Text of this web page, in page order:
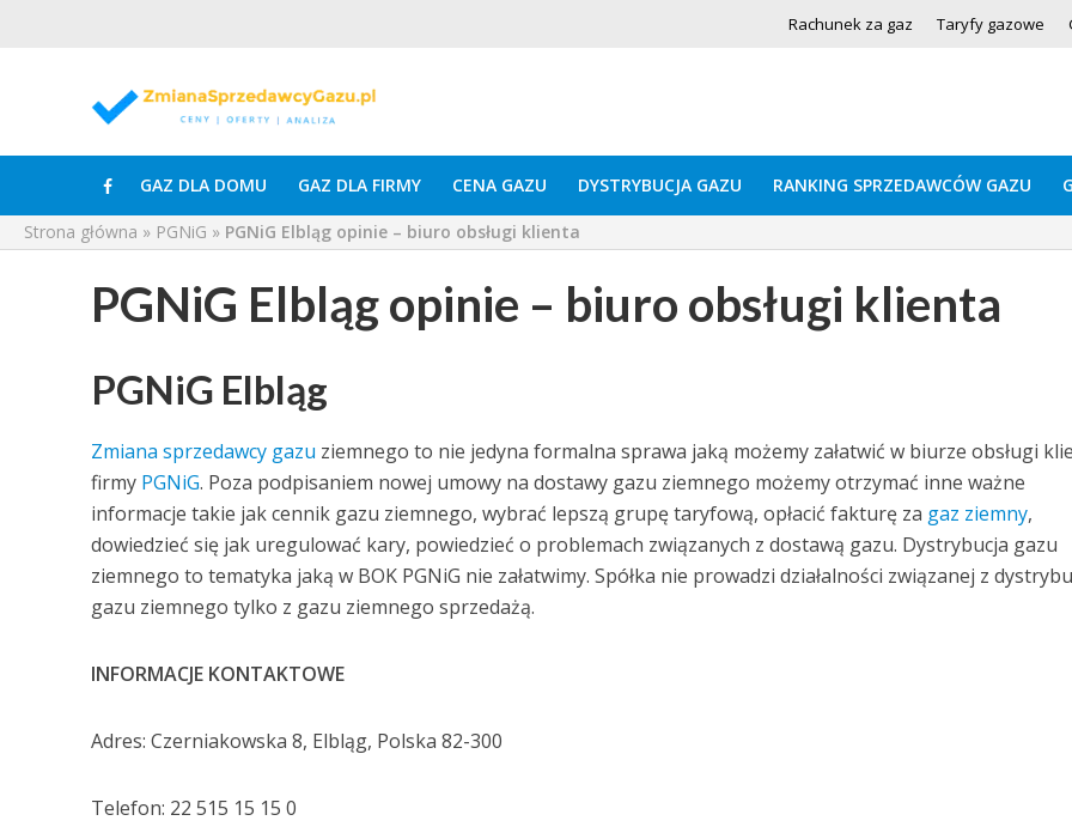
Rachunek za gaz Taryfy gazowe
GAZ DLA DOMU GAZ DLA FIRMY CENA GAZU DYSTRYBUCJA GAZU RANKING SPRZEDAWCÓW GAZU
Strona główna » PGNiG » PGNiG Elbląg opinie – biuro obsługi klienta
PGNiG Elbląg opinie – biuro obsługi klienta
PGNiG Elbląg
Zmiana sprzedawcy gazu ziemnego to nie jedyna formalna sprawa jaką możemy załatwić w biurze obsługi
firmy PGNiG. Poza podpisaniem nowej umowy na dostawy gazu ziemnego możemy otrzymać inne ważne
informacje takie jak cennik gazu ziemnego, wybrać lepszą grupę taryfową, opłacić fakturę za gaz ziemny,
dowiedzieć się jak uregulować kary, powiedzieć o problemach związanych z dostawą gazu. Dystrybucja gazu
ziemnego to tematyka jaką w BOK PGNiG nie załatwimy. Spółka nie prowadzi działalności związanej z
gazu ziemnego tylko z gazu ziemnego sprzedażą.
INFORMACJE KONTAKTOWE
Adres: Czerniakowska 8, Elbląg, Polska 82-300
Telefon: 22 515 15 15 0